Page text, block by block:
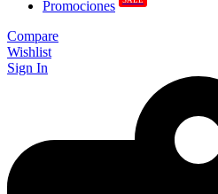
Promociones
Compare
Wishlist
Sign In